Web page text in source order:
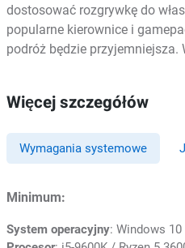
dostosować rozgrywkę do
popularne kierownice i
podróż będzie przyjemniejsza.
Więcej szczegółów
Wymagania systemowe
Minimum:
System operacyjny: Windows